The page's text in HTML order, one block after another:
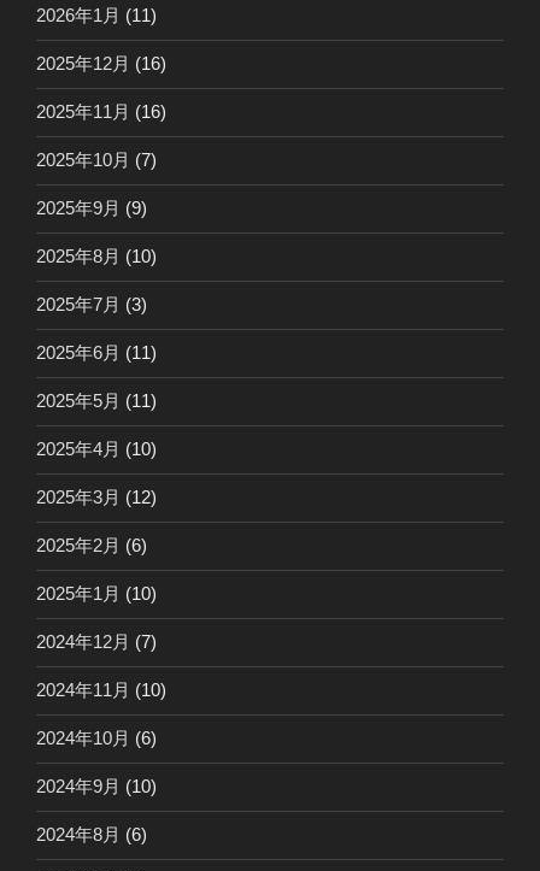
2026年1月 (11)
2025年12月 (16)
2025年11月 (16)
2025年10月 (7)
2025年9月 (9)
2025年8月 (10)
2025年7月 (3)
2025年6月 (11)
2025年5月 (11)
2025年4月 (10)
2025年3月 (12)
2025年2月 (6)
2025年1月 (10)
2024年12月 (7)
2024年11月 (10)
2024年10月 (6)
2024年9月 (10)
2024年8月 (6)